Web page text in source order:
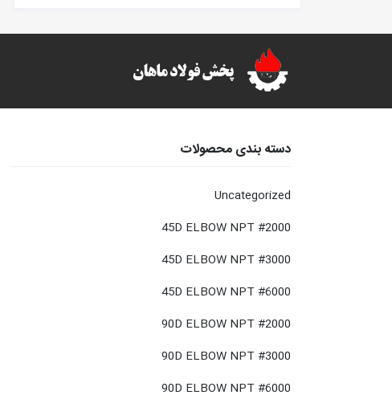
دسته بندی محصولات
Uncategorized
45D ELBOW NPT #2000
45D ELBOW NPT #3000
45D ELBOW NPT #6000
90D ELBOW NPT #2000
90D ELBOW NPT #3000
90D ELBOW NPT #6000